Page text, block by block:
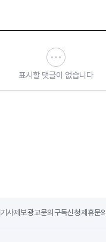
표시할 댓글이 없습니다
기사제보광고문의 구독신청제휴문의